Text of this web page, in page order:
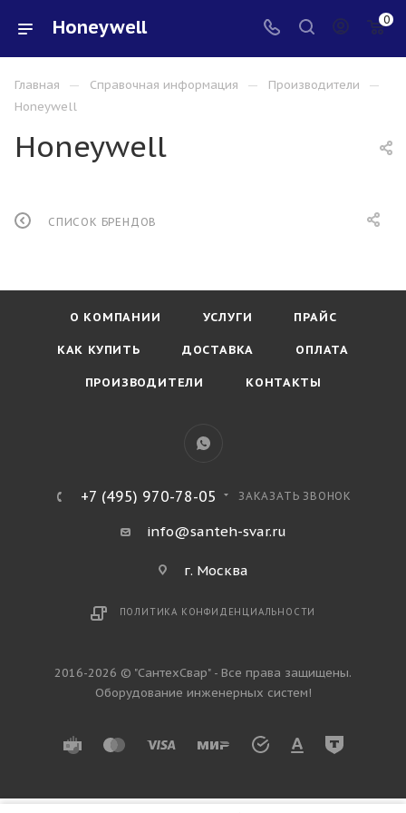
Honeywell 0
Главная — Справочная информация — Производители —
Honeywell
Honeywell
СПИСОК БРЕНДОВ
О КОМПАНИИ УСЛУГИ ПРАЙС
КАК КУПИТЬ ДОСТАВКА ОПЛАТА
ПРОИЗВОДИТЕЛИ КОНТАКТЫ
+7 (495) 970-78-05 ЗАКАЗАТЬ ЗВОНОК
info@santeh-svar.ru
г. Москва
ПОЛИТИКА КОНФИДЕНЦИАЛЬНОСТИ
2016-2026 © "СантехСвар" - Все права защищены.
Оборудование инженерных систем!